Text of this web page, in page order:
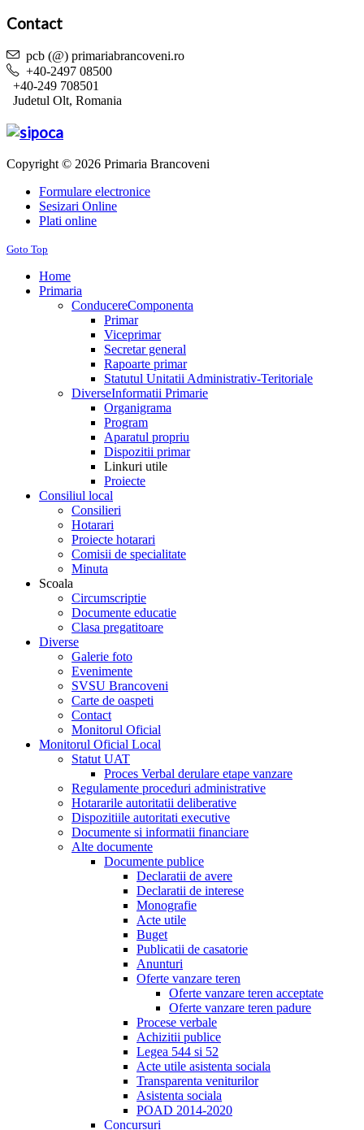
Contact
pcb (@) primariabrancoveni.ro
+40-2497 08500
+40-249 708501
Judetul Olt, Romania
Copyright © 2026 Primaria Brancoveni
Formulare electronice
Sesizari Online
Plati online
Goto Top
Home
Primaria
ConducereComponenta
Primar
Viceprimar
Secretar general
Rapoarte primar
Statutul Unitatii Administrativ-Teritoriale
DiverseInformatii Primarie
Organigrama
Program
Aparatul propriu
Dispozitii primar
Linkuri utile
Proiecte
Consiliul local
Consilieri
Hotarari
Proiecte hotarari
Comisii de specialitate
Minuta
Scoala
Circumscriptie
Documente educatie
Clasa pregatitoare
Diverse
Galerie foto
Evenimente
SVSU Brancoveni
Carte de oaspeti
Contact
Monitorul Oficial
Monitorul Oficial Local
Statut UAT
Proces Verbal derulare etape vanzare
Regulamente proceduri administrative
Hotararile autoritatii deliberative
Dispozitiile autoritati executive
Documente si informatii financiare
Alte documente
Documente publice
Declaratii de avere
Declaratii de interese
Monografie
Acte utile
Buget
Publicatii de casatorie
Anunturi
Oferte vanzare teren
Oferte vanzare teren acceptate
Oferte vanzare teren padure
Procese verbale
Achizitii publice
Legea 544 si 52
Acte utile asistenta sociala
Transparenta veniturilor
Asistenta sociala
POAD 2014-2020
Concursuri